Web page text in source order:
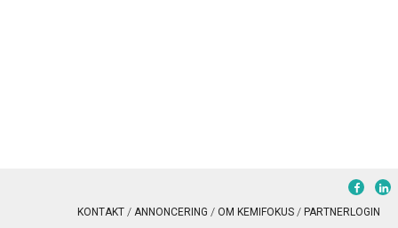
KONTAKT ANNONCERING OM KEMIFOKUS PARTNERLOGIN